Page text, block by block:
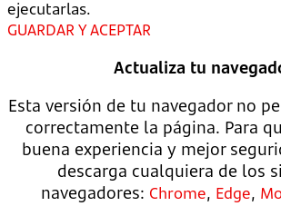
ejecutarlas.
GUARDAR Y ACEPTAR
Actualiza tu
Esta versión de tu navegador no
correctamente la página. Para
buena experiencia y mejor
descarga cualquiera de los
navegadores: Chrome, Edge,